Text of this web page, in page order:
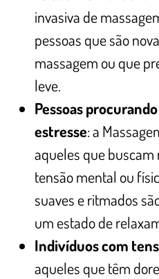
invasiva de
pessoas que são
massagem ou que
leve.
Pessoas
estresse: a
aqueles que buscam
tensão mental ou
suaves e ritmados
um estado de
Indivíduos com
aqueles que têm